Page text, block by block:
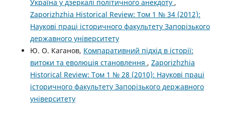
Україна у дзеркалі політичного анекдоту ,
Zaporizhzhia Historical Review: Том 1 № 34 (2012):
Наукові праці історичного факультету Запорізького
державного університету
Ю. О. Каганов, Компаративний підхід в історії:
витоки та еволюція становлення , Zaporizhzhia
Historical Review: Том 1 № 28 (2010): Наукові праці
історичного факультету Запорізького державного
університету